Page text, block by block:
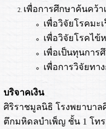
เพื่อการศึกษาค้นคว้
เพื่อวิจัยโรคมะเ
เพื่อวิจัยโรคไข้
เพื่อเป็นทุนการ
เพื่อการวิจัยทา
บริจาคเงิน
ศิริราชมูลนิธิ โรงพยาบาล
ตึกมหิดลบำเพ็ญ ชั้น 1 โทร.